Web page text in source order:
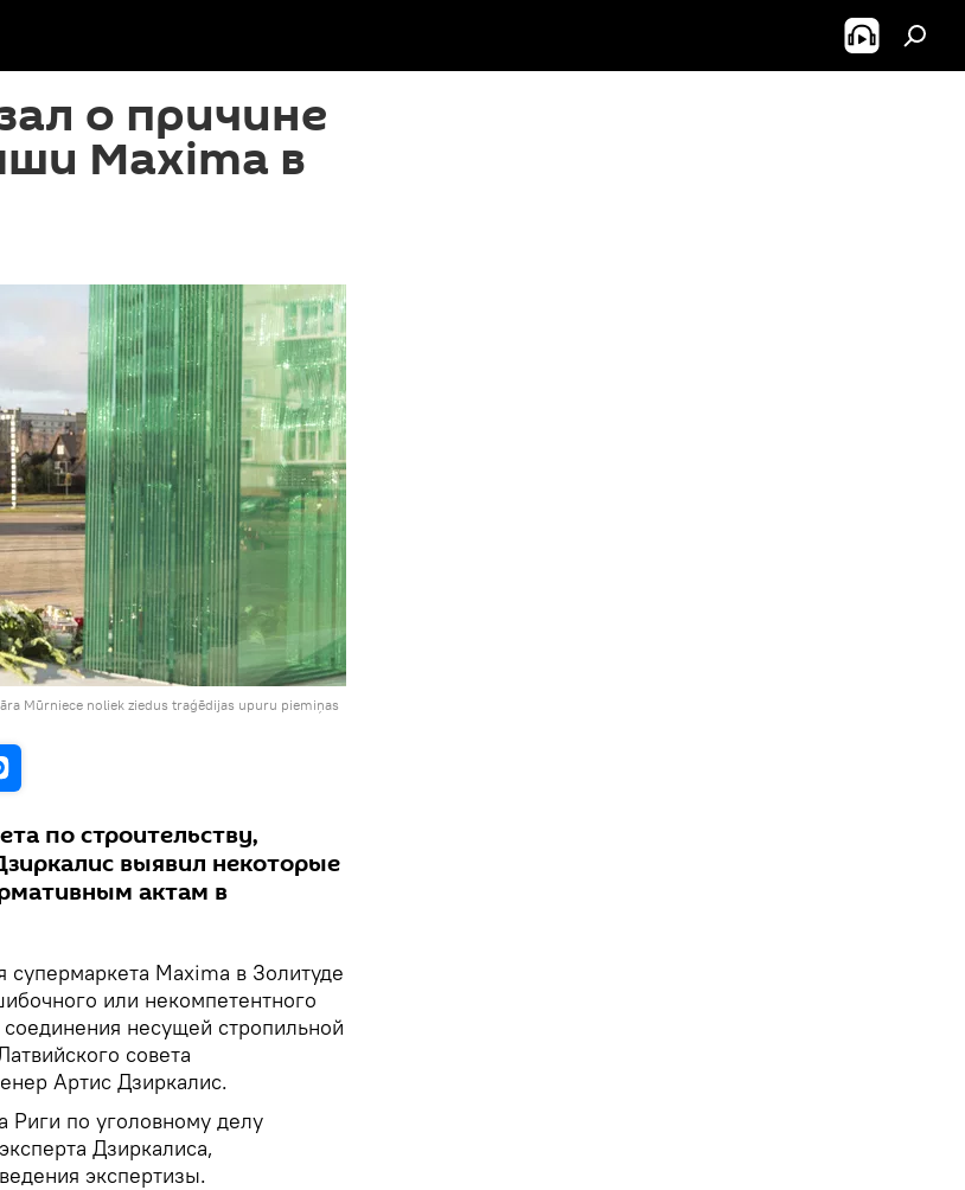
о причине
Maxima в
Mūrniece noliek ziedus traģēdijas upuru piemiņas
по строительству,
выявил некоторые
актам в
Maxima в Золитуде
или некомпетентного
несущей стропильной
совета
Артис Дзиркалис.
Риги по уголовному делу
Дзиркалиса,
экспертизы.